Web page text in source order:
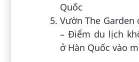
Quốc
Vườn The
– Điểm du lịch
ở Hàn Quốc vào